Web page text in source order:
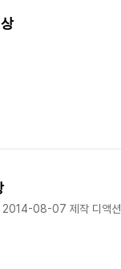
2014-08-07 제작 디액션